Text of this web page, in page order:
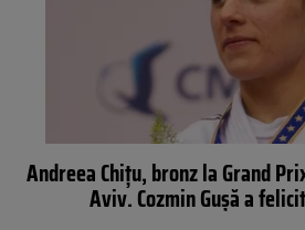
Andreea Chițu, bronz la Grand
Aviv. Cozmin Gușă a